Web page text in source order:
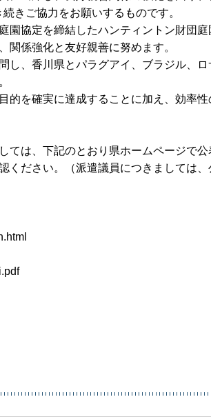
きご協力をお願いするものです。
園協定を締結したハンティントン財団庭
関係強化と友好親善に努めます。
し、香川県とパラグアイ、ブラジル、
的を確実に達成することに加え、効率
ては、下記のとおり県ホームページで
ください。（派遣議員につきましては